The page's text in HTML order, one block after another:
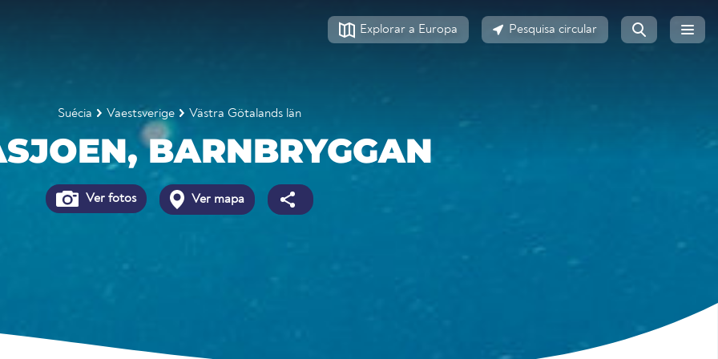
Explorar a Europa Pesquisa circular
Suécia Vaestsverige Västra Götalands län
BARNBRYGGAN
Ver fotos Ver mapa